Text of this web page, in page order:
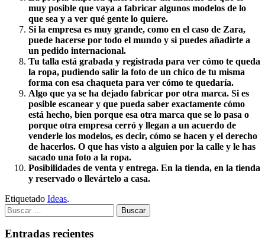
muy posible que vaya a fabricar algunos modelos de lo
que sea y a ver qué gente lo quiere.
Si la empresa es muy grande, como en el caso de Zara,
puede hacerse por todo el mundo y si puedes añadirte a
un pedido internacional.
Tu talla está grabada y registrada para ver cómo te queda
la ropa, pudiendo salir la foto de un chico de tu misma
forma con esa chaqueta para ver cómo te quedaría.
Algo que ya se ha dejado fabricar por otra marca. Si es
posible escanear y que pueda saber exactamente cómo
está hecho, bien porque esa otra marca que se lo pasa o
porque otra empresa cerró y llegan a un acuerdo de
venderle los modelos, es decir, cómo se hacen y el derecho
de hacerlos. O que has visto a alguien por la calle y le has
sacado una foto a la ropa.
Posibilidades de venta y entrega. En la tienda, en la tienda
y reservado o llevártelo a casa.
Etiquetado Ideas.
Buscar:
Entradas recientes